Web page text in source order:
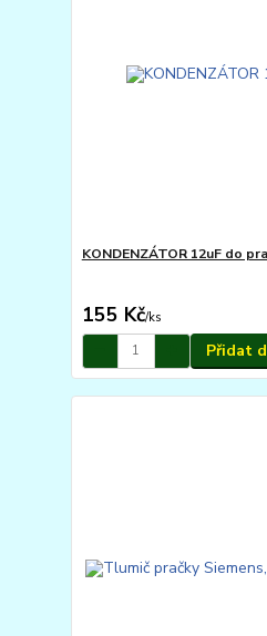
KONDENZÁTOR 12uF do
155 Kč/ks
Přidat